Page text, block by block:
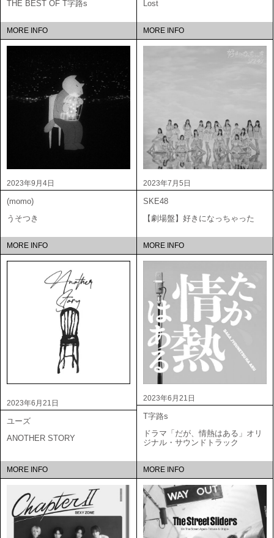
THE BEST OF T字路s
MORE INFO
Lost
MORE INFO
2023年9月4日
(momo)
うそつき
MORE INFO
2023年7月5日
SKE48
【劇場盤】好きになっちゃった
MORE INFO
2023年6月21日
ユーズ
ANOTHER STORY
MORE INFO
2023年6月21日
T字路s
ドラマ「だが、情熱はある」オリ
ジナル・サウンドトラック
MORE INFO